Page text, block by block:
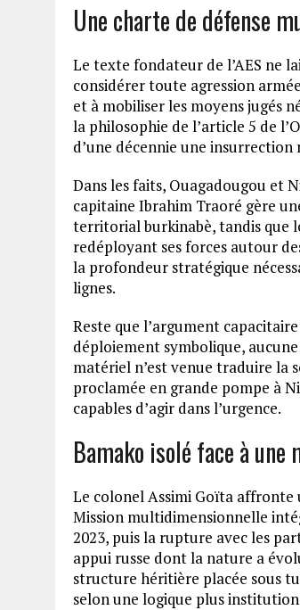
Une charte de défense
Le texte fondateur de l’AES ne
considérer toute agression
et à mobiliser les moyens jugés
la philosophie de l’article 5 de
d’une décennie une
Dans les faits, Ouagadougou et
capitaine Ibrahim Traoré gère
territorial burkinabè, tandis que
redéployant ses forces autour
la profondeur stratégique
lignes.
Reste que l’argument
déploiement symbolique,
matériel n’est venue traduire la
proclamée en grande pompe à
capables d’agir dans l’urgence.
Bamako isolé face à une
Le colonel Assimi Goïta affronte
Mission multidimensionnelle
2023, puis la rupture avec les
appui russe dont la nature a
structure héritière placée sous
selon une logique plus